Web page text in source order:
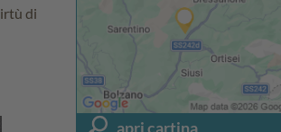
di
apri cartina